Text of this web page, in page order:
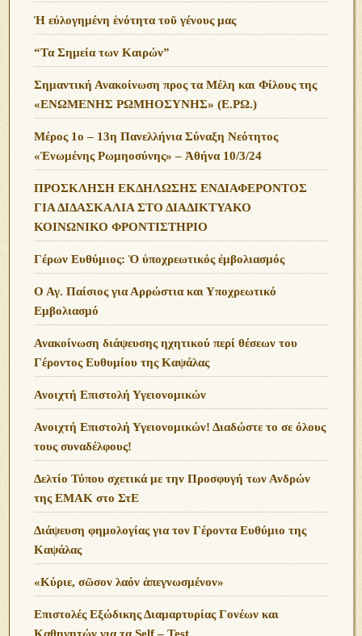
Ἡ εὐλογημένη ἑνότητα τοῦ γένους μας
“Τα Σημεία των Καιρών”
Σημαντική Ανακοίνωση προς τα Μέλη και Φίλους της
«ΕΝΩΜΕΝΗΣ ΡΩΜΗΟΣΥΝΗΣ» (Ε.ΡΩ.)
Μέρος 1ο – 13η Πανελλήνια Σύναξη Νεότητος
«Ἑνωμένης Ρωμηοσύνης» – Ἀθήνα 10/3/24
ΠΡΟΣΚΛΗΣΗ ΕΚΔΗΛΩΣΗΣ ΕΝΔΙΑΦΕΡΟΝΤΟΣ
ΓΙΑ ΔΙΔΑΣΚΑΛΙΑ ΣΤΟ ΔΙΑΔΙΚΤΥΑΚΟ
ΚΟΙΝΩΝΙΚΟ ΦΡΟΝΤΙΣΤΗΡΙΟ
Γέρων Ευθύμιος: Ὁ ὑποχρεωτικός ἐμβολιασμός
Ο Αγ. Παίσιος για Αρρώστια και Υποχρεωτικό
Εμβολιασμό
Ανακοίνωση διάψευσης ηχητικού περί θέσεων του
Γέροντος Ευθυμίου της Καψάλας
Ανοιχτή Επιστολή Υγειονομικών
Ανοιχτή Επιστολή Υγειονομικών! Διαδώστε το σε όλους
τους συναδέλφους!
Δελτίο Τύπου σχετικά με την Προσφυγή των Ανδρών
της ΕΜΑΚ στο ΣτΕ
Διάψευση φημολογίας για τον Γέροντα Ευθύμιο της
Καψάλας
«Κύριε, σῶσον λαόν ἀπεγνωσμένον»
Επιστολές Εξώδικης Διαμαρτυρίας Γονέων και
Καθηγητών για τα Self – Test